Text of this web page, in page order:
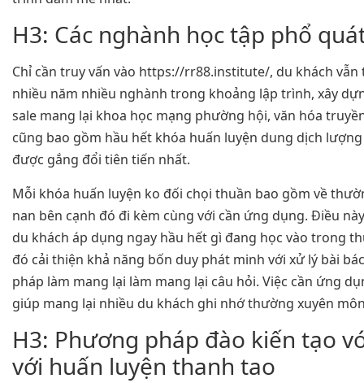
H3: Các nghành học tập phổ
Chỉ cần truy vấn vào https://rr88.institute/, du khách
nhiều năm nhiều nghành trong khoảng lập trình, xây
sale mang lại khoa học mạng phường hội, văn hóa
cũng bao gồm hầu hết khóa huấn luyện dung dịch
được gắng đổi tiên tiến nhất.
Mỗi khóa huấn luyện ko đối chọi thuần bao gồm về
nan bên cạnh đó đi kèm cùng với cần ứng dụng. Điều
du khách áp dụng ngay hầu hết gì đang học vào trong
đó cải thiện khả năng bốn duy phát minh với xử lý bài
pháp làm mang lại làm mang lại câu hỏi. Việc cần ứng
giúp mang lại nhiều du khách ghi nhớ thường xuyên
H3: Phương pháp đào kiến tạo
với huấn luyện thanh tao